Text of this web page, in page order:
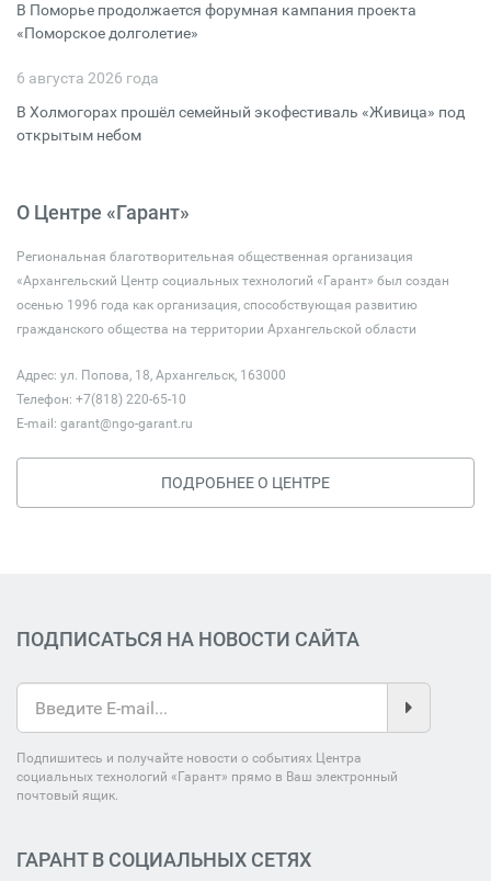
В Поморье продолжается форумная кампания проекта
«Поморское долголетие»
6 августа 2026 года
В Холмогорах прошёл семейный экофестиваль «Живица» под
открытым небом
О Центре «Гарант»
Региональная благотворительная общественная организация
«Архангельский Центр социальных технологий «Гарант» был создан
осенью 1996 года как организация, способствующая развитию
гражданского общества на территории Архангельской области
Адрес: ул. Попова, 18, Архангельск, 163000
Телефон: +7(818) 220-65-10
E-mail: garant@ngo-garant.ru
ПОДРОБНЕЕ О ЦЕНТРЕ
ПОДПИСАТЬСЯ НА НОВОСТИ САЙТА
Подпишитесь и получайте новости о событиях Центра
социальных технологий «Гарант» прямо в Ваш электронный
почтовый ящик.
ГАРАНТ В СОЦИАЛЬНЫХ СЕТЯХ